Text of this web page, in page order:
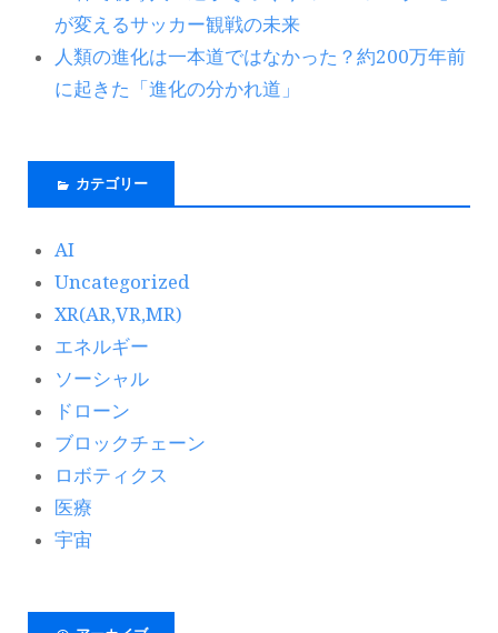
が変えるサッカー観戦の未来
人類の進化は一本道ではなかった？約200万年前
に起きた「進化の分かれ道」
カテゴリー
AI
Uncategorized
XR(AR,VR,MR)
エネルギー
ソーシャル
ドローン
ブロックチェーン
ロボティクス
医療
宇宙